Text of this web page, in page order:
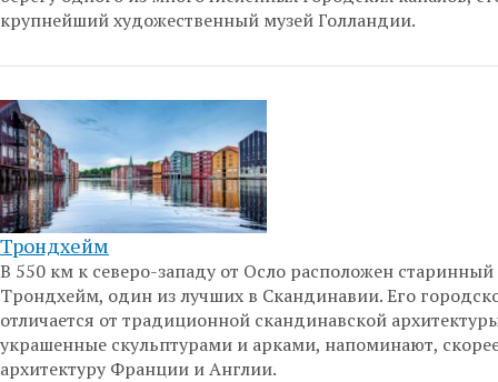
крупнейший художественный музей Голландии.
Трондхейм
В 550 км к северо-западу от Осло расположен
Трондхейм, один из лучших в Скандинавии. Его
отличается от традиционной скандинавской
украшенные скульптурами и арками, напоминают,
архитектуру Франции и Англии.